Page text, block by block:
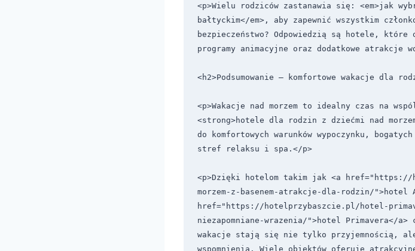
<p>Wielu rodziców zastanawia się: <em>jak
bałtyckim</em>, aby zapewnić wszystkim
bezpieczeństwo? Odpowiedzią są hotele, które
programy animacyjne oraz dodatkowe atrakcje
<h2>Podsumowanie – komfortowe wakacje dla
<p>Wakacje nad morzem to idealny czas na
<strong>hotele dla rodzin z dziećmi nad
do komfortowych warunków wypoczynku,
stref relaksu i spa.</p>
<p>Dzięki hotelom takim jak <a
morzem-z-basenem-atrakcje-dla-rodzin/">hotel
href="https://hotelprzybaszcie.pl/hotel-
niezapomniane-wrazenia/">hotel Primavera</
wakacje stają się nie tylko przyjemnością,
wspomnienia. Wiele obiektów oferuje